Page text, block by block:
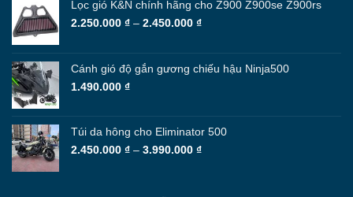
Lọc gió K&N chính hãng cho Z900 Z900se Z900rs
2.250.000 ₫ – 2.450.000 ₫Khoảng
2.250.000 ₫
Cánh gió độ gắn gương chiếu hậu Ninja500
1.490.000 ₫
Túi da hông cho Eliminator 500
2.450.000 ₫ – 3.990.000 ₫Khoảng